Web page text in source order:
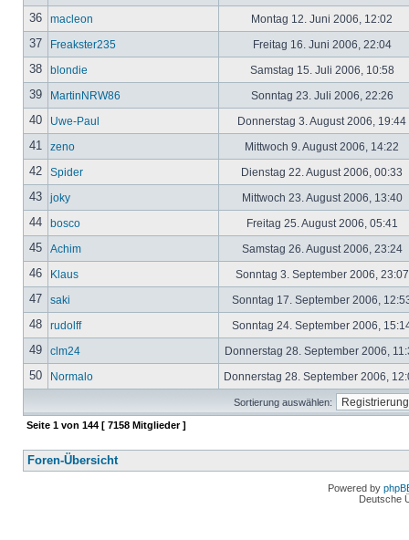
36 macleon Montag 12. Juni 2006, 12:02
37 Freakster235 Freitag 16. Juni 2006, 22:04
38 blondie Samstag 15. Juli 2006, 10:58
39 MartinNRW86 Sonntag 23. Juli 2006, 22:26
40 Uwe-Paul Donnerstag 3. August 2006, 19:44
41 zeno Mittwoch 9. August 2006, 14:22
42 Spider Dienstag 22. August 2006, 00:33
43 joky Mittwoch 23. August 2006, 13:40
44 bosco Freitag 25. August 2006, 05:41
45 Achim Samstag 26. August 2006, 23:24
46 Klaus Sonntag 3. September 2006,
47 saki Sonntag 17. September 2006,
48 rudolff Sonntag 24. September 2006,
49 clm24 Donnerstag 28. September 2006,
50 Normalo Donnerstag 28. September 2006,
Sortierung auswählen:
Seite 1 von 144 [ 7158 Mitglieder ]
Foren-Übersicht
Powered by
Deutsche